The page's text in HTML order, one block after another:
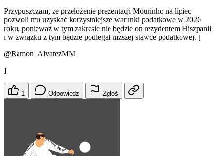
Przypuszczam, że przełożenie prezentacji Mourinho na lipiec
pozwoli mu uzyskać korzystniejsze warunki podatkowe w 2026
roku, ponieważ w tym zakresie nie będzie on rezydentem Hiszpanii
i w związku z tym będzie podlegał niższej stawce podatkowej. [
@Ramon_AlvarezMM
]
1 Odpowiedz Zgłoś